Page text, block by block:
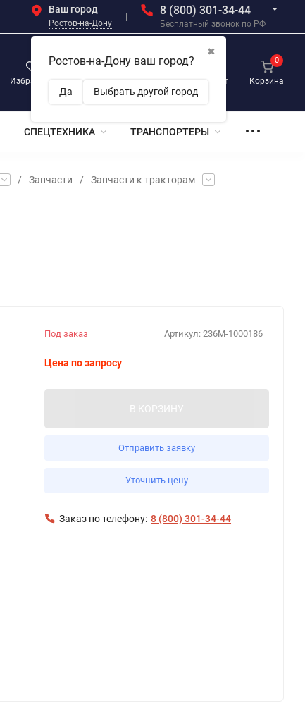
Ваш город
Ростов-на-Дону
✖
Ростов-на-Дону ваш город?
Да Выбрать другой город
8 (800) 301-34-44
Бесплатный звонок по РФ
Избранное
0
Личный кабинет Корзина
0
СПЕЦТЕХНИКА ТРАНСПОРТЕРЫ
/ Запчасти / Запчасти к тракторам
Артикул: 236М-1000186
Под заказ
Цена по запросу
В КОРЗИНУ
Отправить заявку
Уточнить цену
Заказ по телефону: 8 (800) 301-34-44